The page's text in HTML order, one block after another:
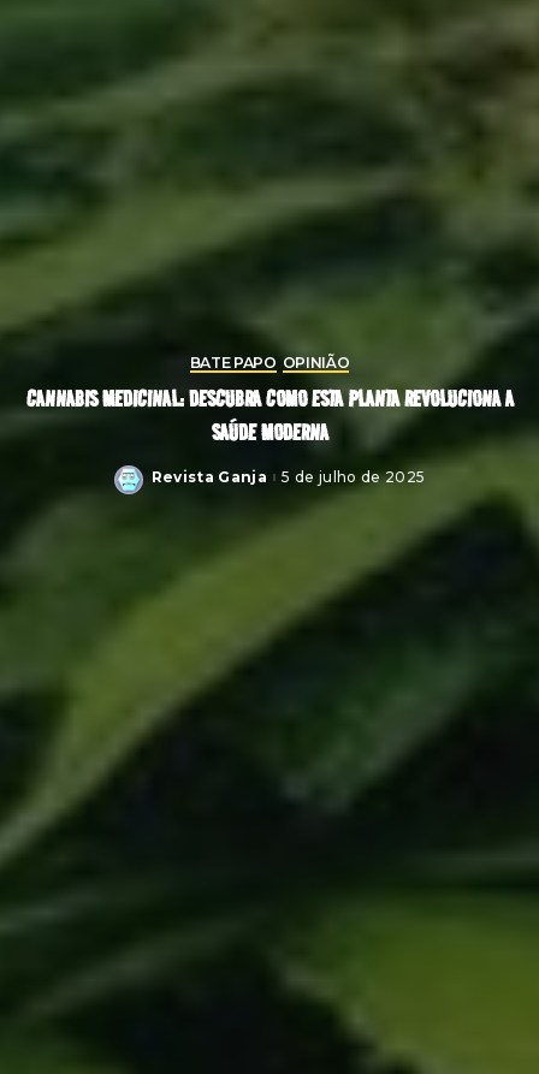
BATE PAPO OPINIÃO
CANNABIS MEDICINAL: DESCUBRA COMO ESTA PLANTA REVOLUCIONA A
SAÚDE MODERNA
Posted
Revista Ganja 5 de julho de 2025